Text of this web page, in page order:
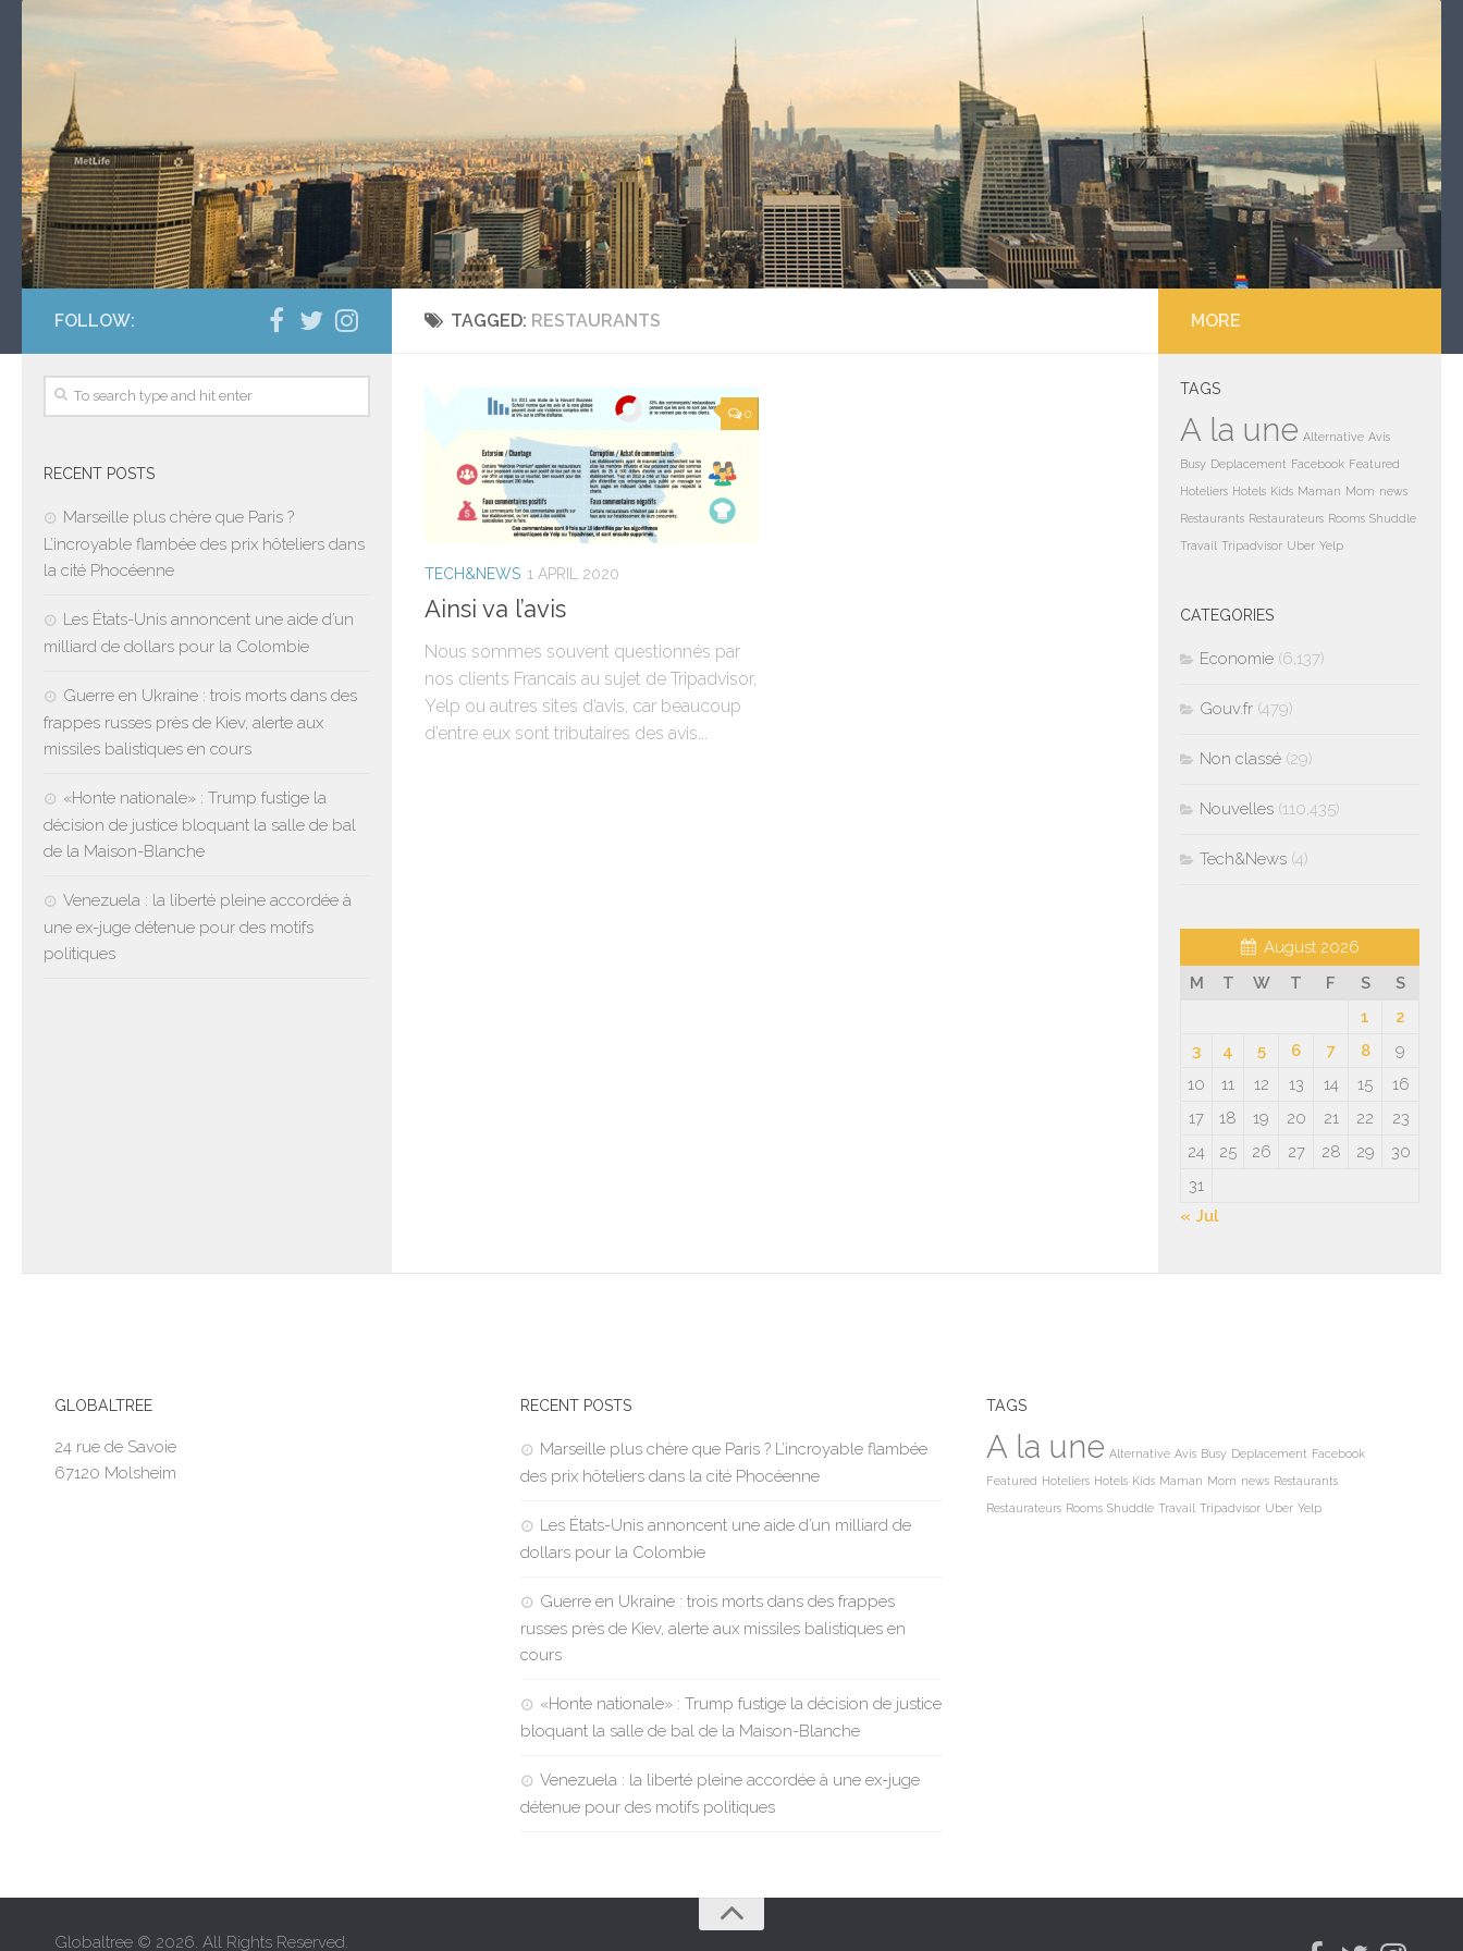
TAGGED: RESTAURANTS
0
TECH&NEWS 1 APRIL 2020
Ainsi va l’avis
Nous sommes souvent questionnés par
nos clients Francais au sujet de Tripadvisor,
Yelp ou autres sites d’avis, car beaucoup
d’entre eux sont tributaires des avis...
FOLLOW:
RECENT POSTS
Marseille plus chère que Paris ?
L’incroyable flambée des prix hôteliers dans
la cité Phocéenne
Les États-Unis annoncent une aide d’un
milliard de dollars pour la Colombie
Guerre en Ukraine : trois morts dans des
frappes russes près de Kiev, alerte aux
missiles balistiques en cours
«Honte nationale» : Trump fustige la
décision de justice bloquant la salle de bal
de la Maison-Blanche
Venezuela : la liberté pleine accordée à
une ex-juge détenue pour des motifs
politiques
MORE
TAGS
A la une Alternative Avis
Busy Deplacement Facebook Featured
Hoteliers Hotels Kids Maman Mom news
Restaurants Restaurateurs Rooms Shuddle
Travail Tripadvisor Uber Yelp
CATEGORIES
Economie (6,137)
Gouv.fr (479)
Non classé (29)
Nouvelles (110,435)
Tech&News (4)
August 2026
M
T W T F S
S
1
2
3
4 5 6 7 8
9
10
11 12 13 14 15
16
17
18 19 20 21 22
23
24
25 26 27 28 29
30
31
« Jul
GLOBALTREE
24 rue de Savoie
67120 Molsheim
RECENT POSTS
Marseille plus chère que Paris ? L’incroyable flambée
des prix hôteliers dans la cité Phocéenne
Les États-Unis annoncent une aide d’un milliard de
dollars pour la Colombie
Guerre en Ukraine : trois morts dans des frappes
russes près de Kiev, alerte aux missiles balistiques en
cours
«Honte nationale» : Trump fustige la décision de justice
bloquant la salle de bal de la Maison-Blanche
Venezuela : la liberté pleine accordée à une ex-juge
détenue pour des motifs politiques
TAGS
A la une Alternative Avis Busy Deplacement Facebook
Featured Hoteliers Hotels Kids Maman Mom news Restaurants
Restaurateurs Rooms Shuddle Travail Tripadvisor Uber Yelp
Globaltree © 2026. All Rights Reserved.